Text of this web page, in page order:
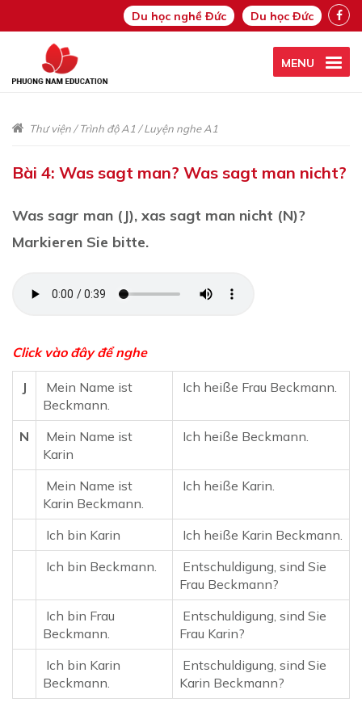
Du học nghề Đức Du học Đức
MENU
Thư viện/Trình độ A1 /Luyện nghe A1
Bài 4: Was sagt man? Was sagt man nicht?
Was sagr man (J), xas sagt man nicht (N)?
Markieren Sie bitte.
Click vào đây để nghe
J
Mein Name ist
Beckmann.
Ich heiße Frau Beckmann.
N
Mein Name ist
Karin
Ich heiße Beckmann.
Mein Name ist
Karin Beckmann.
Ich heiße Karin.
Ich bin Karin
Ich heiße Karin Beckmann.
Ich bin Beckmann.
Entschuldigung, sind Sie
Frau Beckmann?
Ich bin Frau
Beckmann.
Entschuldigung, sind Sie
Frau Karin?
Ich bin Karin
Beckmann.
Entschuldigung, sind Sie
Karin Beckmann?